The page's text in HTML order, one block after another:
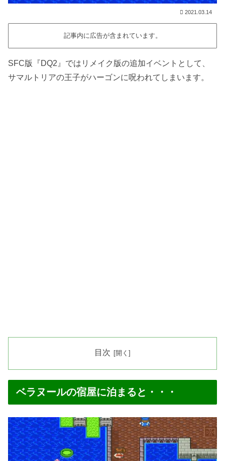
2021.03.14
記事内に広告が含まれています。
SFC版『DQ2』ではリメイク版の追加イベントとして、
サマルトリアの王子がハーゴンに呪われてしまいます。
目次
ベラヌールの宿屋に泊まると・・・